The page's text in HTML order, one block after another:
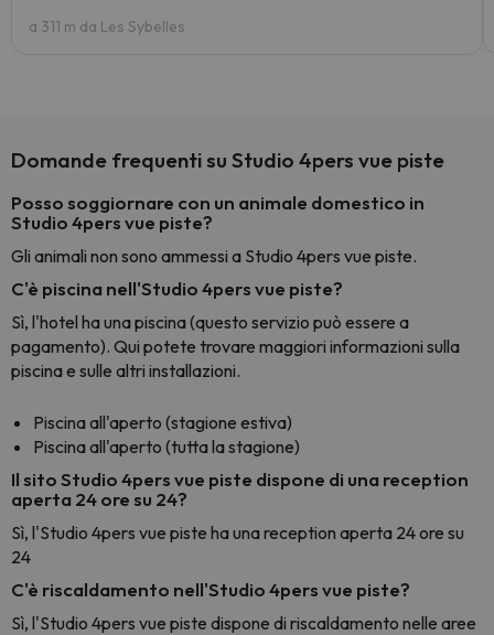
a 311 m da Les Sybelles
Domande frequenti su Studio 4pers vue piste
Posso soggiornare con un animale domestico in
Studio 4pers vue piste?
Gli animali non sono ammessi a Studio 4pers vue piste.
C'è piscina nell'Studio 4pers vue piste?
Sì, l'hotel ha una piscina (questo servizio può essere a
pagamento). Qui potete trovare maggiori informazioni sulla
piscina e sulle altri installazioni.
Piscina all'aperto (stagione estiva)
Piscina all'aperto (tutta la stagione)
Il sito Studio 4pers vue piste dispone di una reception
aperta 24 ore su 24?
Sì, l'Studio 4pers vue piste ha una reception aperta 24 ore su
24
C'è riscaldamento nell'Studio 4pers vue piste?
Sì, l'Studio 4pers vue piste dispone di riscaldamento nelle aree